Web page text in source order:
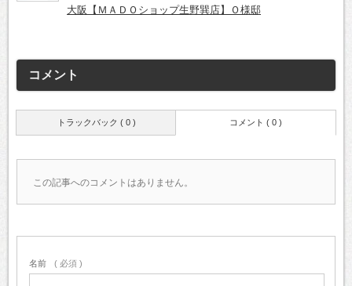
大阪【ＭＡＤＯショップ生野巽店】Ｏ様邸
コメント
トラックバック ( 0 ) コメント ( 0 )
この記事へのコメントはありません。
名前 ( 必須 )